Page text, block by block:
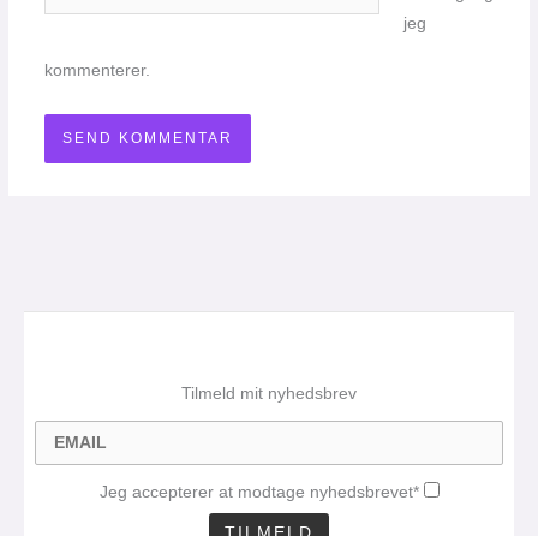
jeg
kommenterer.
Tilmeld mit nyhedsbrev
Jeg accepterer at modtage nyhedsbrevet*